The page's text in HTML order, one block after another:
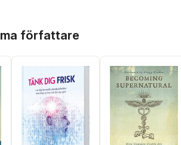
författare